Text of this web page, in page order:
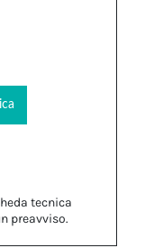
tecnica
preavviso.